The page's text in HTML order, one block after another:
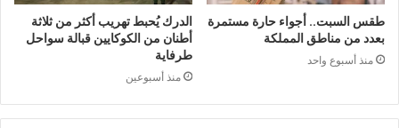
طقس السبت.. أجواء حارة مستمرة
بعدد من مناطق المملكة
منذ أسبوع واحد
الدرك يُحبط تهريب أكثر من ثلاثة
أطنان من الكوكايين قبالة سواحل
طرفاية
منذ أسبوعين